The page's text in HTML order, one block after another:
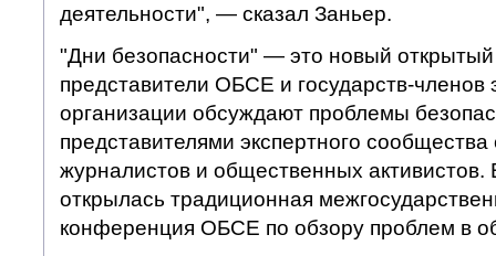
деятельности", — сказал Заньер.
"Дни безопасности" — это новый
представители ОБСЕ и государств-
организации обсуждают проблемы
представителями экспертного сообщества
журналистов и общественных активистов.
открылась традиционная
конференция ОБСЕ по обзору проблем в